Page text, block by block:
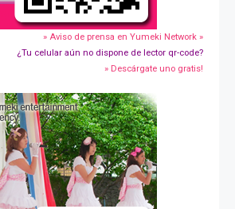
» Aviso de prensa en Yumeki Network »
¿Tu celular aún no dispone de lector qr-code?
» Descárgate uno gratis!